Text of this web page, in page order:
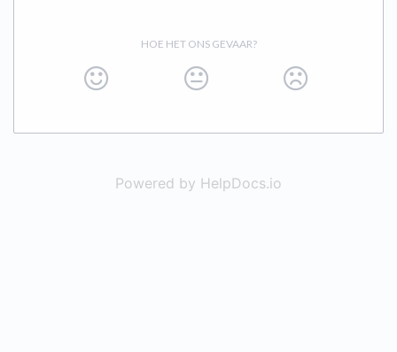
HOE HET ONS GEVAAR?
Powered by HelpDocs.io